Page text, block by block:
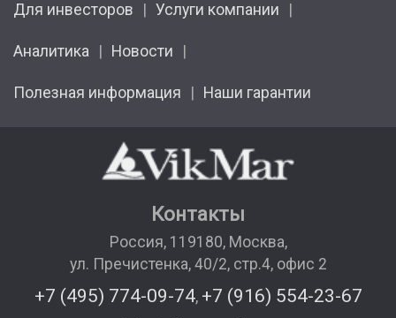
Для инвесторов Услуги компании
Аналитика Новости
Полезная информация Наши гарантии
Контакты
Россия, 119180, Москва,
ул. Пречистенка, 40/2, стр.4, офис 2
+7 (495) 774-09-74, +7 (916) 554-23-67